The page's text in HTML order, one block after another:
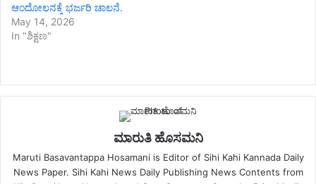
ಆಂದೋಲನಕ್ಕೆ ಭರ್ಜರಿ ಚಾಲನೆ.
May 14, 2026
In "ಶಿಕ್ಷಣ"
ಮಾರುತಿ ಹೊಸಮನಿ
Maruti Basavantappa Hosamani is Editor of Sihi Kahi Kannada Daily
News Paper. Sihi Kahi News Daily Publishing News Contents from